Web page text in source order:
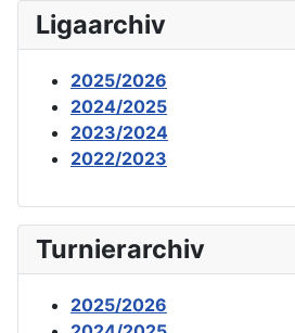
Ligaarchiv
2025/2026
2024/2025
2023/2024
2022/2023
Turnierarchiv
2025/2026